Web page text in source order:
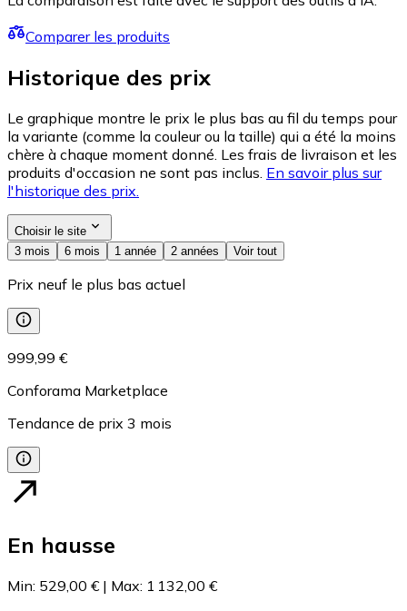
Comparer les produits
Historique des prix
Le graphique montre le prix le plus bas au fil du temps pour
la variante (comme la couleur ou la taille) qui a été la moins
chère à chaque moment donné. Les frais de livraison et les
produits d'occasion ne sont pas inclus. En savoir plus sur
l'historique des prix.
Choisir le site
3 mois
6 mois 1 année 2 années Voir tout
Prix neuf le plus bas actuel
999,99 €
Conforama Marketplace
Tendance de prix 3 mois
En hausse
Min: 529,00 € | Max: 1 132,00 €